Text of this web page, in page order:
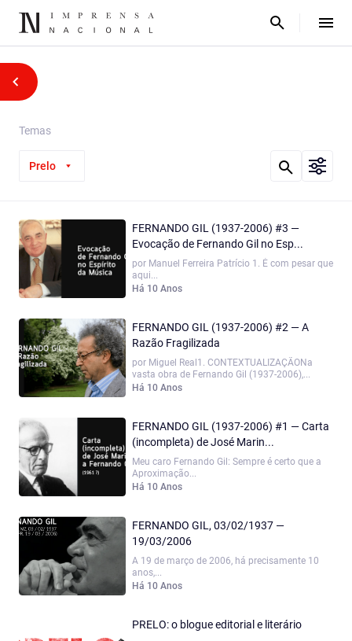
Temas
Prelo
FERNANDO GIL (1937-2006) #3 —
Evocação de Fernando Gil no Esp...
por Manuel Ferreira Patrício 1. É com pesar que
aqui...
Há 10 Anos
FERNANDO GIL (1937-2006) #2 — A
Razão Fragilizada
por Miguel Real1. CONTEXTUALIZAÇÃONa
vasta obra de Fernando Gil (1937-2006),...
Há 10 Anos
FERNANDO GIL (1937-2006) #1 — Carta
(incompleta) de José Marin...
Meu caro Fernando Gil: Sempre é certo que a
Aproximação...
Há 10 Anos
FERNANDO GIL, 03/02/1937 —
19/03/2006
A 19 de março de 2006, há precisamente 10
anos,...
Há 10 Anos
PRELO: o blogue editorial e literário